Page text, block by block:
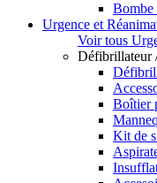
Bombe
Urgence et
Voir tous
Défibrillateur
Boîtier
Kit de